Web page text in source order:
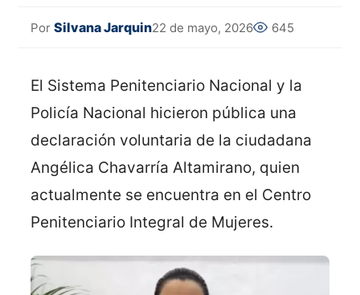
Por Silvana Jarquin22 de mayo, 2026 645
El Sistema Penitenciario Nacional y la
Policía Nacional hicieron pública una
declaración voluntaria de la ciudadana
Angélica Chavarría Altamirano, quien
actualmente se encuentra en el Centro
Penitenciario Integral de Mujeres.